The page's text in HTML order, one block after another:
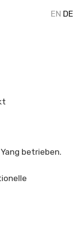
EN DE
betrieben.